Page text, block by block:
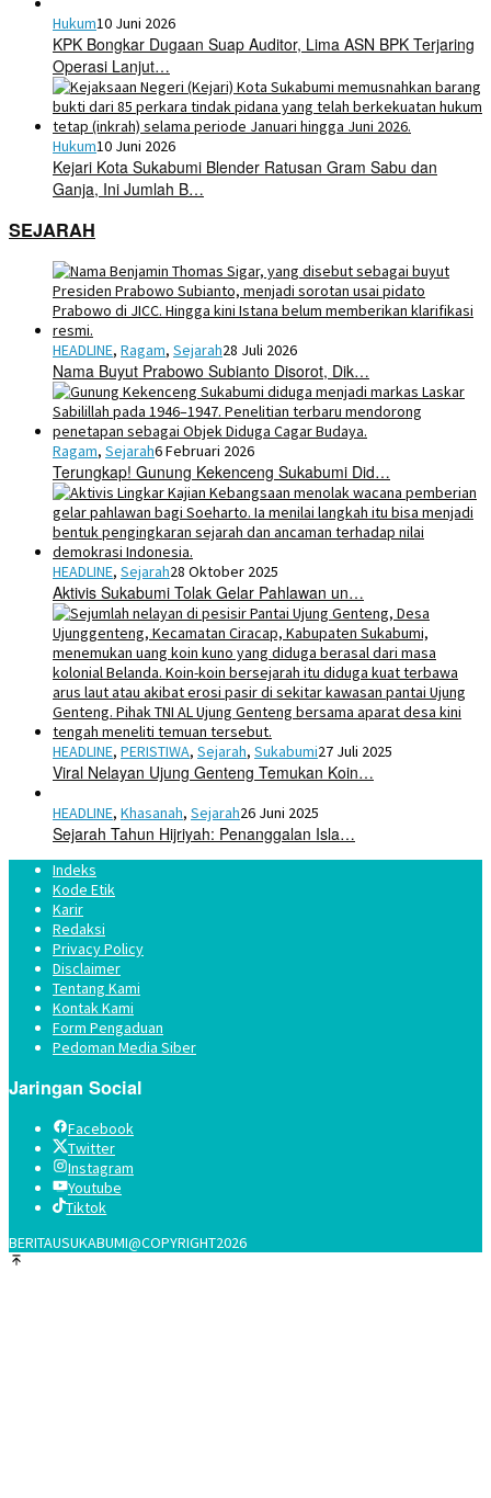
Hukum10 Juni 2026
KPK Bongkar Dugaan Suap Auditor, Lima ASN BPK Terjaring
Operasi Lanjut…
Hukum10 Juni 2026
Kejari Kota Sukabumi Blender Ratusan Gram Sabu dan
Ganja, Ini Jumlah B…
SEJARAH
HEADLINE, Ragam, Sejarah28 Juli 2026
Nama Buyut Prabowo Subianto Disorot, Dik…
Ragam, Sejarah6 Februari 2026
Terungkap! Gunung Kekenceng Sukabumi Did…
HEADLINE, Sejarah28 Oktober 2025
Aktivis Sukabumi Tolak Gelar Pahlawan un…
HEADLINE, PERISTIWA, Sejarah, Sukabumi27 Juli 2025
Viral Nelayan Ujung Genteng Temukan Koin…
HEADLINE, Khasanah, Sejarah26 Juni 2025
Sejarah Tahun Hijriyah: Penanggalan Isla…
Indeks
Kode Etik
Karir
Redaksi
Privacy Policy
Disclaimer
Tentang Kami
Kontak Kami
Form Pengaduan
Pedoman Media Siber
Jaringan Social
Facebook
Twitter
Instagram
Youtube
Tiktok
BERITAUSUKABUMI@COPYRIGHT2026